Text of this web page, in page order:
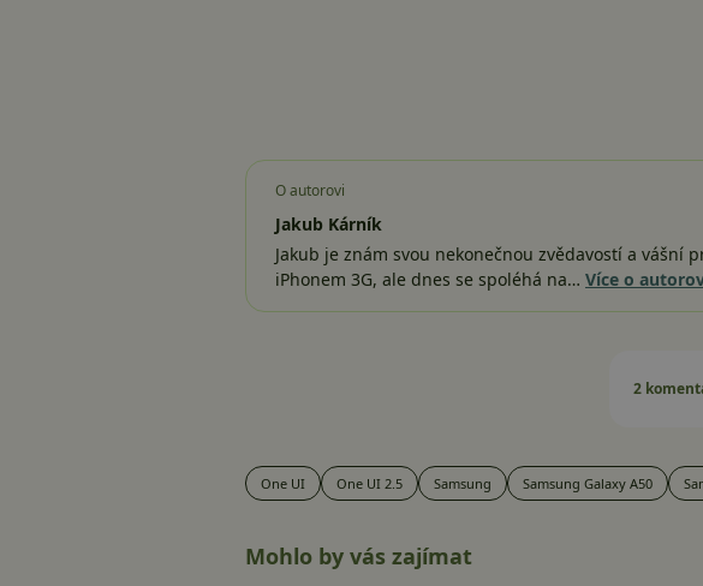
O autorovi
Jakub Kárník
Jakub je znám svou nekonečnou zvědavostí a vášní
iPhonem 3G, ale dnes se spoléhá na… Více o
2
One UI One UI 2.5 Samsung Samsung Galaxy A50
Mohlo by vás zajímat